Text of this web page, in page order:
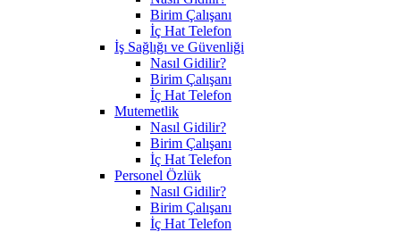
Birim Çalışanı
İç Hat Telefon
İş Sağlığı ve Güvenliği
Nasıl Gidilir?
Birim Çalışanı
İç Hat Telefon
Mutemetlik
Nasıl Gidilir?
Birim Çalışanı
İç Hat Telefon
Personel Özlük
Nasıl Gidilir?
Birim Çalışanı
İç Hat Telefon